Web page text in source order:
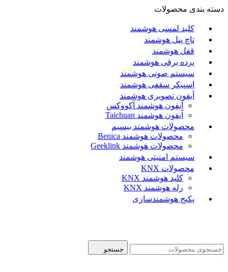
دسته بندی محصولات
کلید لمسی هوشمند
تاچ پنل هوشمند
قفل هوشمند
پرده برقی هوشمند
سیستم صوتی هوشمند
اسپیکر سقفی هوشمند
آیفون تصویری هوشمند
آيفون هوشمند آکووکس
آیفون هوشمند Taichuan
محصولات هوشمند بیسیم
محصولات هوشمند Benica
محصولات هوشمند Geeklink
سیستم امنیتی هوشمند
محصولات KNX
کلید هوشمند KNX
رله هوشمند KNX
پکیج هوشمندسازی
جستجو